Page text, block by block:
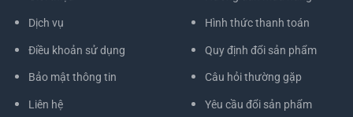
Dịch vụ
Điều khoản sử dụng
Bảo mật thông tin
Liên hệ
Hình thức thanh toán
Quy định đổi sản phẩm
Câu hỏi thường gặp
Yêu cầu đổi sản phẩm